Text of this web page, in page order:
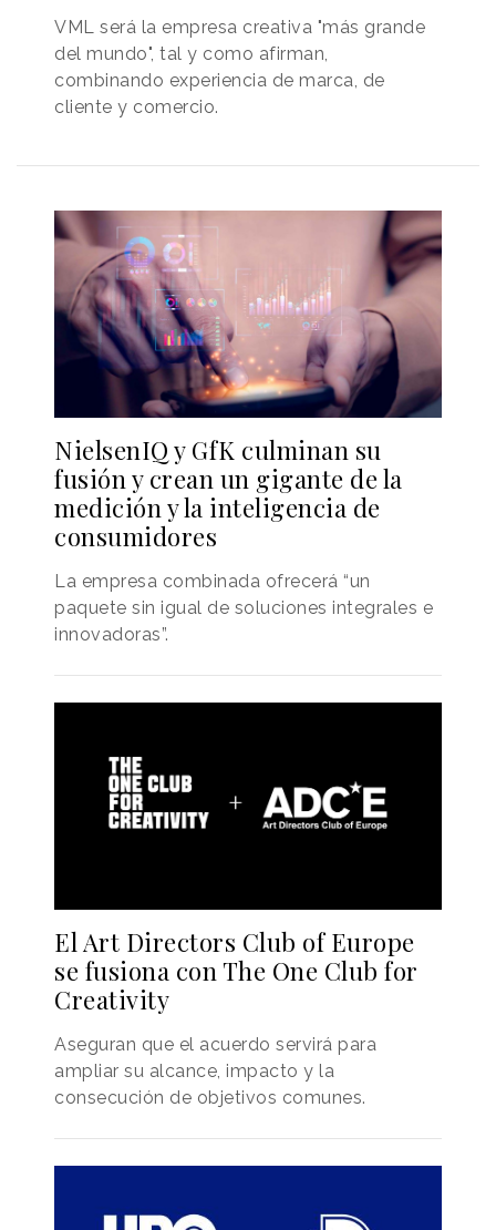
VML será la empresa creativa "más grande
del mundo", tal y como afirman,
combinando experiencia de marca, de
cliente y comercio.
NielsenIQ y GfK culminan su
fusión y crean un gigante de la
medición y la inteligencia de
consumidores
La empresa combinada ofrecerá “un
paquete sin igual de soluciones integrales e
innovadoras”.
El Art Directors Club of Europe
se fusiona con The One Club for
Creativity
Aseguran que el acuerdo servirá para
ampliar su alcance, impacto y la
consecución de objetivos comunes.